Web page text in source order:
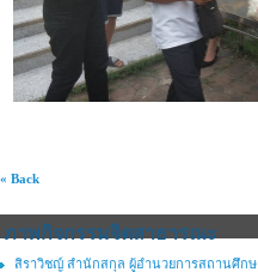
« Back
ภาพกิจกรรมจิตสาธารณะ
สิราวิชญ์ สำนักสกุล ผู้อำนวยการสถานศึกษ